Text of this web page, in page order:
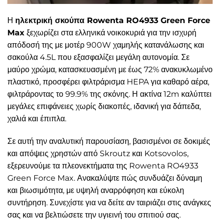
Η ηλεκτρική σκούπα Rowenta RO4933 Green Force
Max ξεχωρίζει στα ελληνικά νοικοκυριά για την ισχυρή
απόδοσή της με μοτέρ 900W χαμηλής κατανάλωσης και
σακούλα 4.5L που εξασφαλίζει μεγάλη αυτονομία. Σε
μαύρο χρώμα, κατασκευασμένη με έως 72% ανακυκλωμένο
πλαστικό, προσφέρει φιλτράρισμα HEPA για καθαρό αέρα,
φιλτράροντας το 99.9% της σκόνης. Η ακτίνα 12m καλύπτει
μεγάλες επιφάνειες χωρίς διακοπές, ιδανική για δάπεδα,
χαλιά και έπιπλα.
Σε αυτή την αναλυτική παρουσίαση, βασισμένοι σε δοκιμές
και απόψεις χρηστών από Skroutz και Kotsovolos,
εξερευνούμε τα πλεονεκτήματα της Rowenta RO4933
Green Force Max. Ανακαλύψτε πώς συνδυάζει δύναμη
και βιωσιμότητα, με υψηλή αναρρόφηση και εύκολη
συντήρηση. Συνεχίστε για να δείτε αν ταιριάζει στις ανάγκες
σας και να βελτιώσετε την υγιεινή του σπιτιού σας.